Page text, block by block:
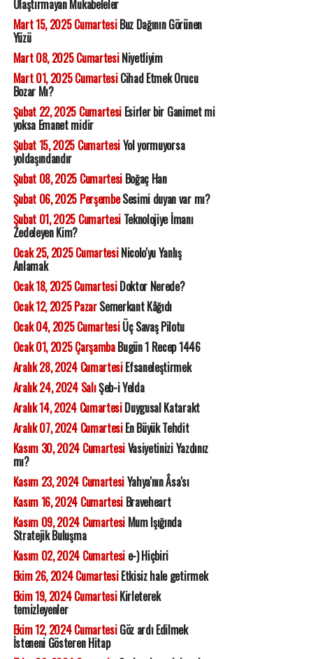
Ulaştırmayan Mukabeleler
Mart 15, 2025 CumartesiBuz Dağının Görünen
Yüzü
Mart 08, 2025 CumartesiNiyetliyim
Mart 01, 2025 CumartesiCihad Etmek Orucu
Bozar Mı?
Şubat 22, 2025 CumartesiEsirler bir Ganimet mi
yoksa Emanet midir
Şubat 15, 2025 CumartesiYol yormuyorsa
yoldaşındandır
Şubat 08, 2025 CumartesiBoğaç Han
Şubat 06, 2025 PerşembeSesimi duyan var mı?
Şubat 01, 2025 CumartesiTeknolojiye İmanı
Zedeleyen Kim?
Ocak 25, 2025 CumartesiNicolo'yu Yanlış
Anlamak
Ocak 18, 2025 CumartesiDoktor Nerede?
Ocak 12, 2025 PazarSemerkant Kâğıdı
Ocak 04, 2025 CumartesiÜç Savaş Pilotu
Ocak 01, 2025 ÇarşambaBugün 1 Recep 1446
Aralık 28, 2024 CumartesiEfsaneleştirmek
Aralık 24, 2024 SalıŞeb-i Yelda
Aralık 14, 2024 CumartesiDuygusal Katarakt
Aralık 07, 2024 CumartesiEn Büyük Tehdit
Kasım 30, 2024 CumartesiVasiyetinizi Yazdınız
mı?
Kasım 23, 2024 CumartesiYahya'nın Âsa'sı
Kasım 16, 2024 CumartesiBraveheart
Kasım 09, 2024 CumartesiMum Işığında
Stratejik Buluşma
Kasım 02, 2024 Cumartesie-) Hiçbiri
Ekim 26, 2024 CumartesiEtkisiz hale getirmek
Ekim 19, 2024 CumartesiKirleterek
temizleyenler
Ekim 12, 2024 CumartesiGöz ardı Edilmek
İsteneni Gösteren Hitap